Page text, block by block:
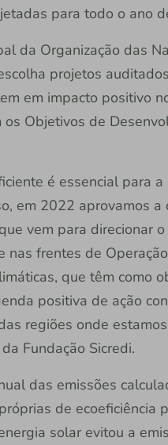
para todo o ano
da Organização das
projetos
em impacto positivo
os Objetivos de
é essencial para
em 2022 aprovamos a
vem para direcionar
nas frentes de
que têm como
positiva de ação
regiões onde
Fundação Sicredi.
das emissões
de ecoeficiência
solar evitou a